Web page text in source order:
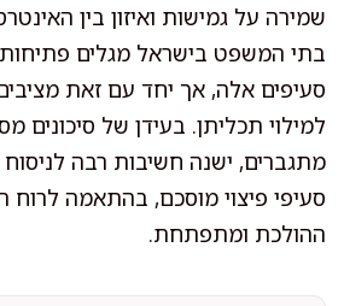
שמירה על גמישות ואיזון בין
בתי המשפט בישראל מגלים
סעיפים אלה, אך יחד עם זאת
למילוי תכליתן. בעידן של סיכונים
מתגברים, ישנה חשיבות רבה
סעיפי פיצוי מוסכם, בהתאמה לרוח
ההולכת ומתפתחת.